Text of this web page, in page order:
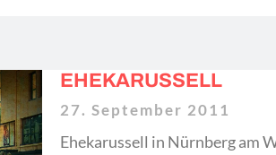
EHEKARUSSELL
27. September 2011
Ehekarussell in Nürnberg am